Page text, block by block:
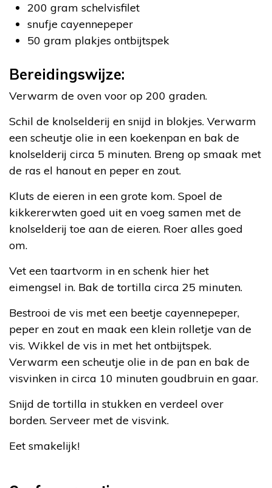
200 gram schelvisfilet
snufje cayennepeper
50 gram plakjes ontbijtspek
Bereidingswijze:
Verwarm de oven voor op 200 graden.
Schil de knolselderij en snijd in blokjes. Verwarm
een scheutje olie in een koekenpan en bak de
knolselderij circa 5 minuten. Breng op smaak met
de ras el hanout en peper en zout.
Kluts de eieren in een grote kom. Spoel de
kikkererwten goed uit en voeg samen met de
knolselderij toe aan de eieren. Roer alles goed
om.
Vet een taartvorm in en schenk hier het
eimengsel in. Bak de tortilla circa 25 minuten.
Bestrooi de vis met een beetje cayennepeper,
peper en zout en maak een klein rolletje van de
vis. Wikkel de vis in met het ontbijtspek.
Verwarm een scheutje olie in de pan en bak de
visvinken in circa 10 minuten goudbruin en gaar.
Snijd de tortilla in stukken en verdeel over
borden. Serveer met de visvink.
Eet smakelijk!